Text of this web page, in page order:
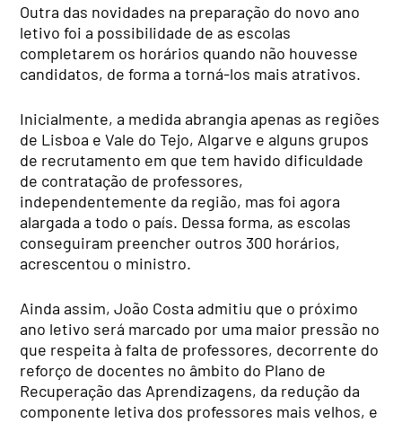
Outra das novidades na preparação do novo ano
letivo foi a possibilidade de as escolas
completarem os horários quando não houvesse
candidatos, de forma a torná-los mais atrativos.
Inicialmente, a medida abrangia apenas as regiões
de Lisboa e Vale do Tejo, Algarve e alguns grupos
de recrutamento em que tem havido dificuldade
de contratação de professores,
independentemente da região, mas foi agora
alargada a todo o país. Dessa forma, as escolas
conseguiram preencher outros 300 horários,
acrescentou o ministro.
Ainda assim, João Costa admitiu que o próximo
ano letivo será marcado por uma maior pressão no
que respeita à falta de professores, decorrente do
reforço de docentes no âmbito do Plano de
Recuperação das Aprendizagens, da redução da
componente letiva dos professores mais velhos, e